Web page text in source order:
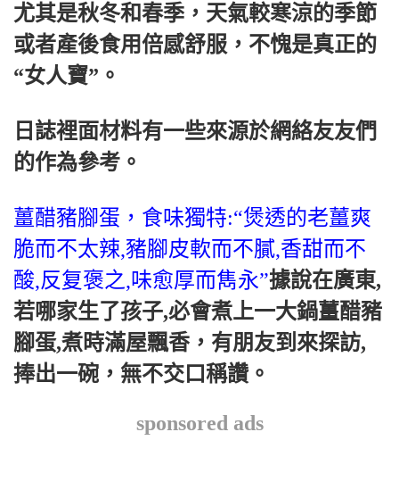
尤其是秋冬和春季，天氣較寒涼的季節
或者產後食用倍感舒服，不愧是真正的
“女人寶”。
日誌裡面材料有一些來源於網絡友友們
的作為參考。
薑醋豬腳蛋，食味獨特:“煲透的老薑爽
脆而不太辣,豬腳皮軟而不膩,香甜而不
酸,反复褒之,味愈厚而雋永”據說在廣東,
若哪家生了孩子,必會煮上一大鍋薑醋豬
腳蛋,煮時滿屋飄香，有朋友到來探訪,
捧出一碗，無不交口稱讚。
sponsored ads